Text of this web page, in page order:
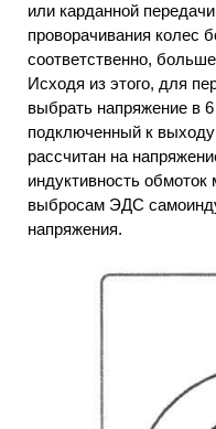
или карданной
проворачивания колес
соответственно,
Исходя из этого, для
выбрать напряжение в
подключенный к
рассчитан на
индуктивность
выбросам ЭДС
напряжения.